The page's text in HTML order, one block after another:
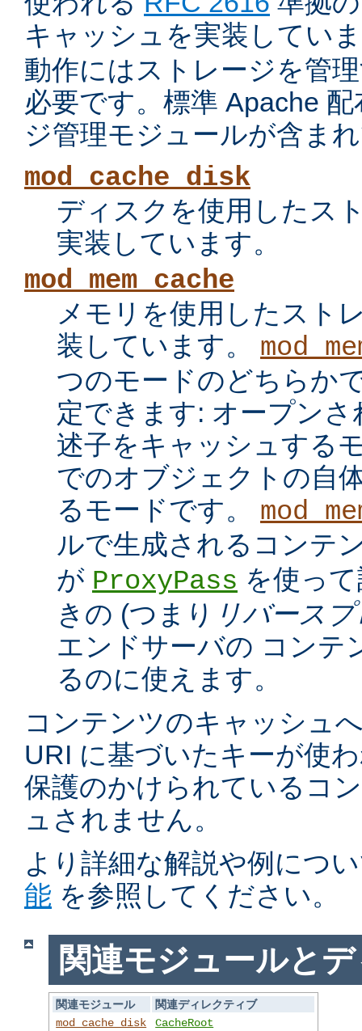
キャッシュを実装してい
動作にはストレージを管
必要です。標準 Apache
ジ管理モジュールが含ま
mod_cache_disk
ディスクを使用したス
実装しています。
mod_mem_cache
メモリを使用したスト
装しています。
つのモードのどちらか
定できます: オープン
述子をキャッシュする
でのオブジェクトの自
るモードです。
ルで生成されるコンテ
が ProxyPass を使っ
きの (つまり リバース
エンドサーバの コンテ
るのに使えます。
コンテンツのキャッシュ
URI に基づいたキーが使
保護のかけられているコ
ュされません。
より詳細な解説や例につ
能 を参照してください。
関連モジュールと
関連モジュール
関連ディレクティブ
mod_cache_disk
CacheRoot